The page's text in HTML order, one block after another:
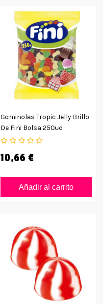
Gominolas Tropic Jelly Brillo
De Fini Bolsa 250ud
10,66 €
Añadir al carrito